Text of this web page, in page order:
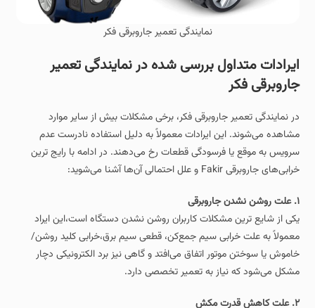
نمایندگی تعمیر جاروبرقی فکر
ایرادات متداول بررسی شده در نمایندگی تعمیر
جاروبرقی فکر
در نمایندگی تعمیر جاروبرقی فکر، برخی مشکلات بیش از سایر موارد
مشاهده می‌شوند. این ایرادات معمولاً به دلیل استفاده نادرست عدم
سرویس به‌ موقع یا فرسودگی قطعات رخ می‌دهند. در ادامه با رایج‌ ترین
خرابی‌های جاروبرقی Fakir و علل احتمالی آن‌ها آشنا می‌شوید:
۱. علت روشن نشدن جاروبرقی
یکی از شایع‌ ترین مشکلات کاربران روشن نشدن دستگاه است،این ایراد
معمولاً به علت خرابی سیم‌ جمع‌کن، قطعی سیم برق،خرابی کلید روشن/
خاموش یا سوختن موتور اتفاق می‌افتد و گاهی نیز برد الکترونیکی دچار
مشکل می‌شود که نیاز به تعمیر تخصصی دارد.
۲. علت کاهش قدرت مکش